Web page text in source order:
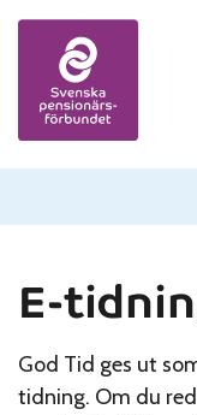
Skip to content
E-
God Tid ges ut
tidning. Om du